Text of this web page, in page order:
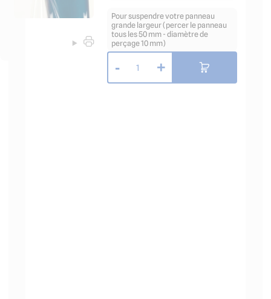
Pour suspendre votre panneau
grande largeur (percer le panneau
tous les 50 mm - diamètre de
perçage 10 mm)
- 1 +